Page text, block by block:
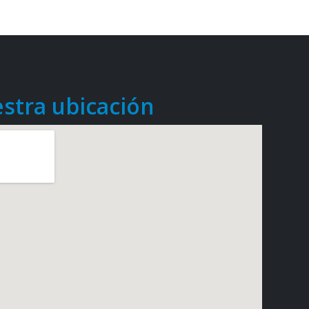
ubicación